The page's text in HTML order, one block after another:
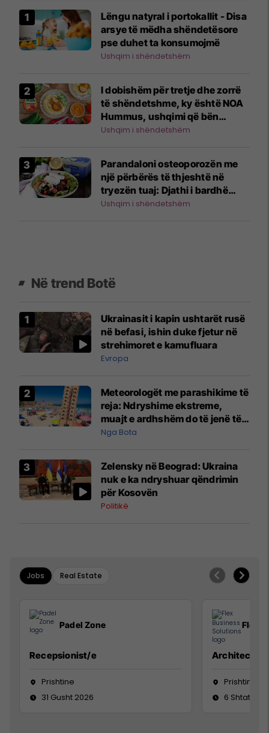
Lëngu natyral i portokallit - Disa
arsye të mëdha shëndetësore
pse duhet ta konsumojmë
Ushqim i shëndetshëm
I dobishëm për tretje dhe zorrë
të shëndetshme, ky është NOA
Hummus, ushqimi që bën
mrekullinë
Ushqim i shëndetshëm
Parandaloni osteoporozën me
një përbërës të thjeshtë në
tryezën tuaj: Djathi i bardhë
Akadia
Ushqim i shëndetshëm
Në trend Botë
Ukrainasit i kapin ushtarët rusë
në befasi, ishin duke fjetur në
strehimoret e kamufluara
Evropa
Meteorologët me parashikime të
reja: Ndryshime ekstreme,
muajt e ardhshëm do të jenë të
pazakontë
Nga Bota
Zelensky në Beograd: Ukraina
nuk e ka ndryshuar qëndrimin
për Kosovën
Politikë
Jobs Real Estate
Padel Zone
Recepsionist/e
Prishtine
31 Gusht 2026
Flex
Architect
Prishtinë
6 Shtator